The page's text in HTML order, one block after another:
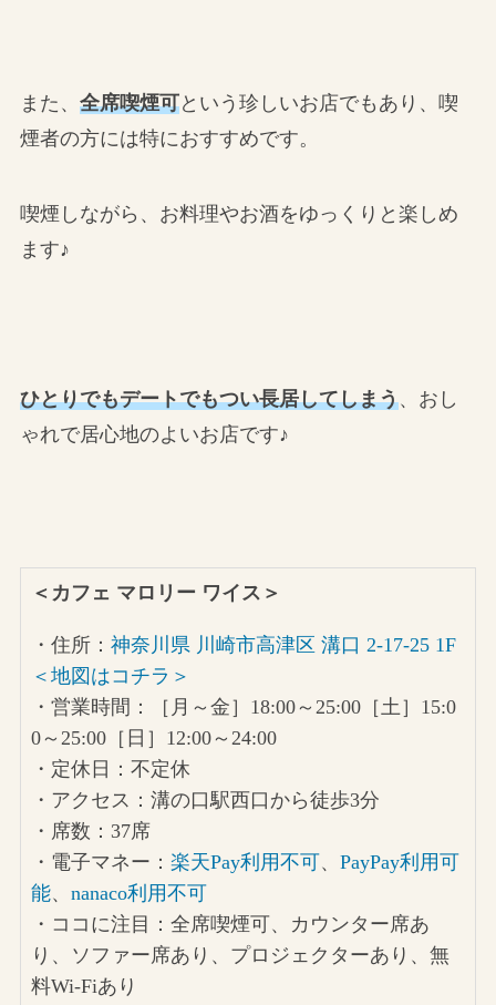
また、 全席喫煙可という珍しいお店でもあり、喫
煙者の方には特におすすめです。
喫煙しながら、お料理やお酒をゆっくりと楽しめ
ます♪
ひとりでもデートでもつい長居してしまう、おし
ゃれで居心地のよいお店です♪
＜カフェ マロリー ワイス＞
・住所： 神奈川県 川崎市高津区 溝口 2-17-25 1F
＜地図はコチラ＞
・営業時間：［月～金］18:00～25:00［土］15:0
0～25:00［日］12:00～24:00
・定休日：不定休
・アクセス：溝の口駅西口から徒歩3分
・席数：37席
・電子マネー： 楽天Pay利用不可、 PayPay利用可
能、 nanaco利用不可
・ココに注目：全席喫煙可、カウンター席あ
り、ソファー席あり、プロジェクターあり、無
料Wi-Fiあり